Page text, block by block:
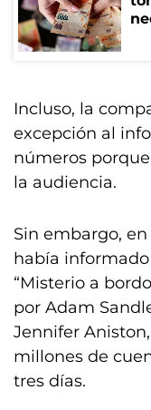
Incluso, la
excepción al
números
la audiencia.
Sin embargo,
había
“Misterio a
por Adam
Jennifer
millones de
tres días.